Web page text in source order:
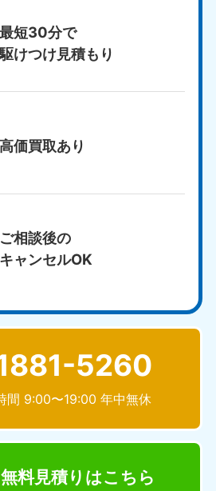
最短30分で
駆けつけ見積もり
高価買取あり
ご相談後の
キャンセルOK
5260
間 9:00〜19:00 年中無休
料見積り はこちら